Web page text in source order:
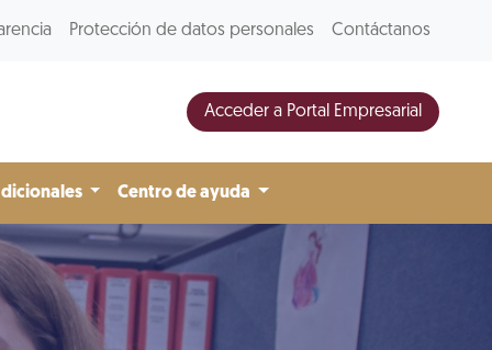
Protección de datos personales Contáctanos
Acceder a Portal Empresarial
Centro de ayuda